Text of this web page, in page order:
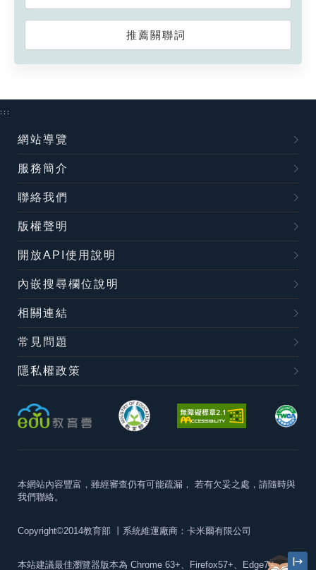
推薦關聯詞
:::
網站導覽
服務簡介
聯絡我們
版權聲明
開放API使用說明
內嵌搜尋欄位說明
相關連結
常見問題
隱私權政策
本網站內容豐富，雖經審查仍有可能疏漏， 若有欠妥之處，請隨時與
我們聯絡。
Copyright©2014教育部 丨系統維運廠商：卡米爾有限公司
本站建議最佳瀏覽器版本為 Chrome 63+、Firefox57+、Edge79+及